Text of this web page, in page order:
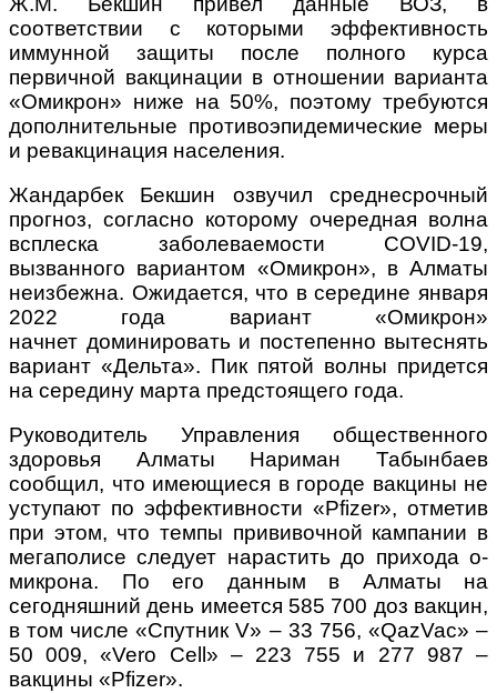
соответствии с которыми эффективность
иммунной защиты после полного курса
первичной вакцинации в отношении варианта
«Омикрон» ниже на 50%, поэтому требуются
дополнительные противоэпидемические меры
и ревакцинация населения.
Жандарбек Бекшин озвучил среднесрочный
прогноз, согласно которому очередная волна
всплеска заболеваемости COVID-19,
вызванного вариантом «Омикрон», в Алматы
неизбежна. Ожидается, что в середине января
2022 года вариант «Омикрон»
начнет доминировать и постепенно вытеснять
вариант «Дельта». Пик пятой волны придется
на середину марта предстоящего года.
Руководитель Управления общественного
здоровья Алматы Нариман Табынбаев
сообщил, что имеющиеся в городе вакцины не
уступают по эффективности «Pfizer», отметив
при этом, что темпы прививочной кампании в
мегаполисе следует нарастить до прихода о-
микрона. По его данным в Алматы на
сегодняшний день имеется 585 700 доз вакцин,
в том числе «Спутник V» – 33 756, «QazVac» –
50 009, «Vero Cell» – 223 755 и 277 987 –
вакцины «Pfizer».